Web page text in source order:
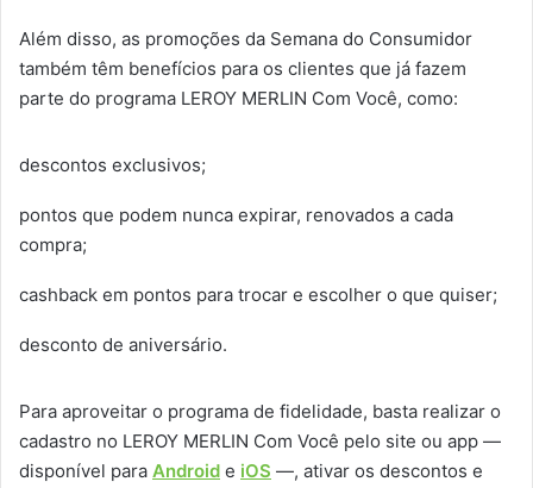
Além disso, as promoções da Semana do Consumidor
também têm benefícios para os clientes que já fazem
parte do programa LEROY MERLIN Com Você, como:
descontos exclusivos;
pontos que podem nunca expirar, renovados a cada
compra;
cashback em pontos para trocar e escolher o que quiser;
desconto de aniversário.
Para aproveitar o programa de fidelidade, basta realizar o
cadastro no LEROY MERLIN Com Você pelo site ou app —
disponível para Android e iOS —, ativar os descontos e